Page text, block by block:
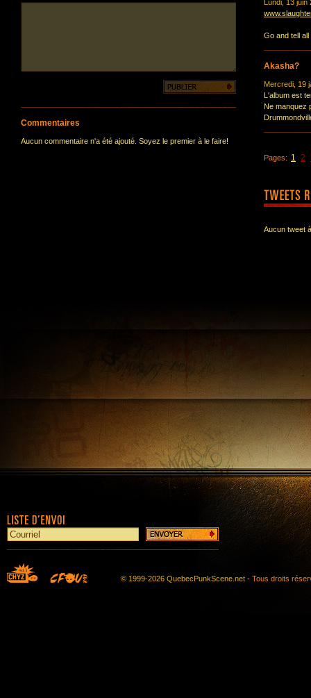
Commentaires
Aucun commentaire n'a été ajouté. Soyez le premier à le faire!
Lundi, 13 juin
Go and tell
Akasha?
Mercredi, 19
L'album est
Ne manquez
Pages: 1 2
Aucun tweet
© 1999-2026 QuebecPunkScene.net - Tous droits